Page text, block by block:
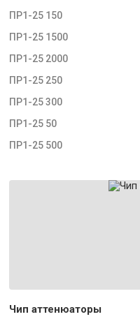
ПР1-25 150
ПР1-25 1500
ПР1-25 2000
ПР1-25 250
ПР1-25 300
ПР1-25 50
ПР1-25 500
Чип аттенюаторы